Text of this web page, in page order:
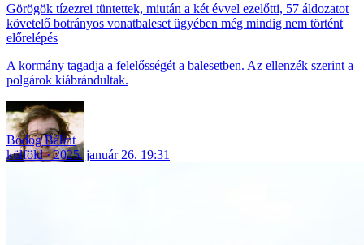
Görögök tízezrei tüntettek, miután a két évvel ezelőtti, 57 áldozatot
követelő botrányos vonatbaleset ügyében még mindig nem történt
előrelépés
A kormány tagadja a felelősségét a balesetben. Az ellenzék szerint a
polgárok kiábrándultak.
Bódog Bálint
külföld
2025. január 26. 19:31